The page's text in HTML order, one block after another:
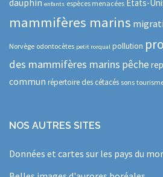
enfants espèces menacées Etats-
mammifères marins
Norvège odontocètes petit rorqual pollution
des mammifères marins pêche
commun répertoire des cétacés sons
NOS AUTRES SITES
Données et cartes sur les pays du